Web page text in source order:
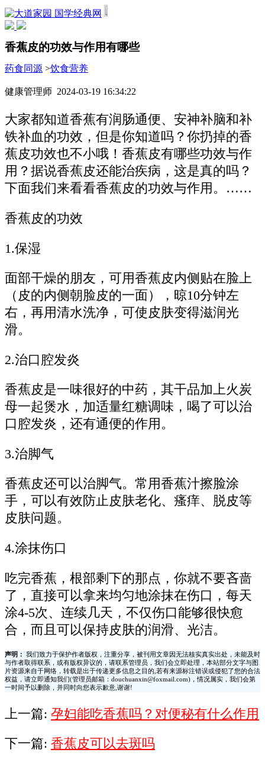
国学经典网
香蕉皮的功效与作用有哪些
药食同源 >饮食营养
健康管理师 2024-03-19 16:34:22
大家都知道香蕉有润肠通便、安神补脑和补
铁补血的功效，但是你知道吗？你扔掉的香
蕉皮功效也不小哦！香蕉皮有哪些功效与作
用？据说香蕉皮还能治疾病，这是真的吗？
下面我们来看看香蕉皮的功效与作用。……
香蕉皮的功效
1.保湿
面部干燥的朋友，可用香蕉皮内侧贴在脸上
（皮的内侧朝脸皮的一面），晾10分钟左
右，再用清水洗净，可使皮肤变得滋润光
滑。
2.治口腔发炎
香蕉皮是一味很好的中药，其干品加上火炭
母一起煲水，加适量红糖调味，喝了可以治
口腔发炎，还有通便的作用。
3.治脚气
香蕉皮还可以治脚气。常用香蕉汁擦脸涂
手，可以有效防止皮肤老化、瘙痒、脱皮等
皮肤问题。
4.涂抹伤口
吃完香蕉，根部剩下的那点，你就不要吝啬
了，直接可以拿来均匀地涂抹在伤口，每天
涂4-5次、连续几天，不仅伤口能够很快愈
合，而且可以保持皮肤的润滑、光洁。
声明：
我们致力于保护作者版权，注重分享，被刊用文章因无法核实真实出处，未能及时
与作者取得联系，或有版权异议的，请联系管理员，我们会立即处理，本站部分文字与图
片资源来自于网络，转载是出于传递更多信息之目的,若有来源标注错误或侵犯了您的合法
权益，请立即通知我们(管理员邮箱：douchuanxin@foxmail.com)，情况属实，我们会第
一时间予以删除，并同时向您表示歉意,谢谢!
上一篇: 孕妇能吃香蕉吗？对便秘有什么作用
下一篇: 香蕉皮可以去斑吗